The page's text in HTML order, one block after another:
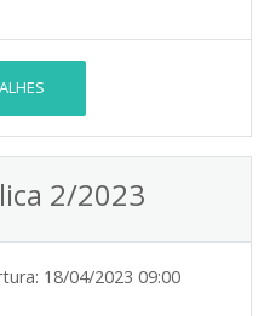
2/2023
18/04/2023 09:00